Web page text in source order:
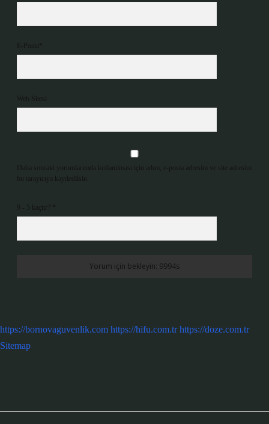
E-Posta*
Web Sitesi
Daha sonraki yorumlarımda kullanılması için adım, e-posta adresim ve site adresim
bu tarayıcıya kaydedilsin.
9 - 5 kaçtır?
https://bornovaguvenlik.com https://hifu.com.tr https://doze.com.tr
Sitemap